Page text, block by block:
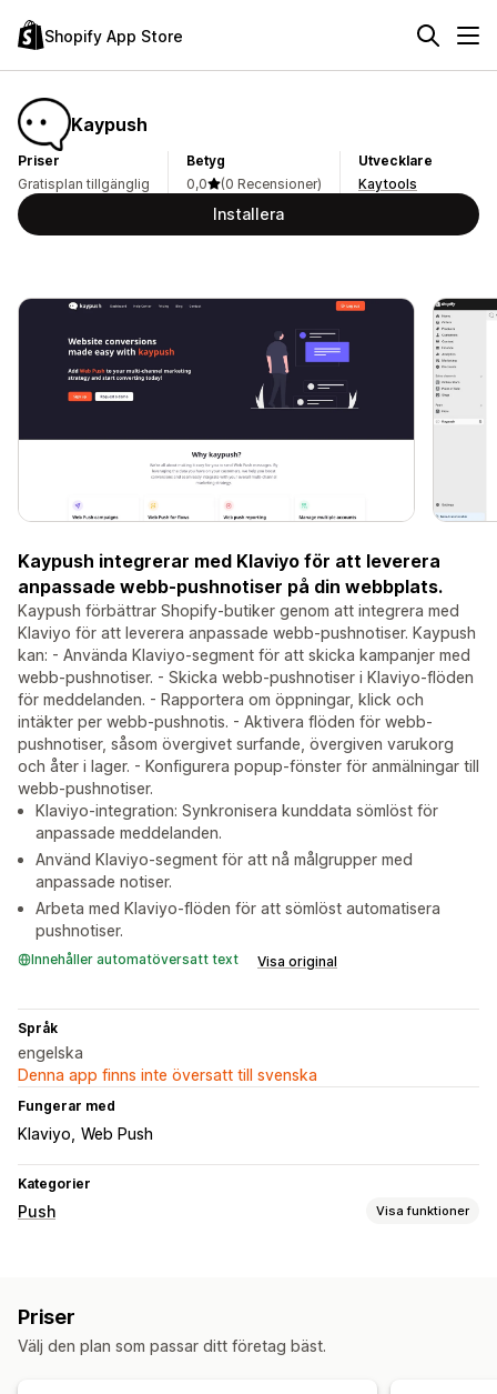
Shopify App Store
Kaypush
Priser
Gratisplan tillgänglig
Betyg
0,0
(0 Recensioner)
Utvecklare
Kaytools
Installera
Kaypush integrerar med Klaviyo för att leverera
anpassade webb-pushnotiser på din webbplats.
Kaypush förbättrar Shopify-butiker genom att integrera med
Klaviyo för att leverera anpassade webb-pushnotiser. Kaypush
kan: - Använda Klaviyo-segment för att skicka kampanjer med
webb-pushnotiser. - Skicka webb-pushnotiser i Klaviyo-flöden
för meddelanden. - Rapportera om öppningar, klick och
intäkter per webb-pushnotis. - Aktivera flöden för webb-
pushnotiser, såsom övergivet surfande, övergiven varukorg
och åter i lager. - Konfigurera popup-fönster för anmälningar till
webb-pushnotiser.
Klaviyo-integration: Synkronisera kunddata sömlöst för
anpassade meddelanden.
Använd Klaviyo-segment för att nå målgrupper med
anpassade notiser.
Arbeta med Klaviyo-flöden för att sömlöst automatisera
pushnotiser.
Innehåller automatöversatt text Visa original
Språk
engelska
Denna app finns inte översatt till svenska
Fungerar med
Klaviyo Web Push
Kategorier
Push Visa funktioner
Anpassade evenemang
Orderuppdateringar Prisaviseringar Produktmeddelanden
Priser
Välj den plan som passar ditt företag bäst.